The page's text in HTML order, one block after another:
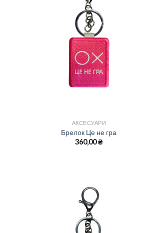
АКСЕСУАРИ
Брелок Це не гра
360,00₴